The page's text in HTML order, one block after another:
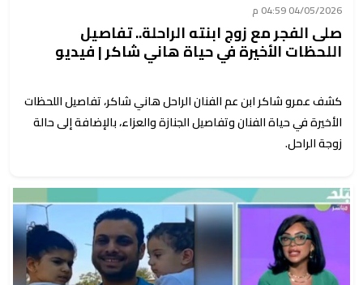
04/05/2026 04:59 م
صلى الفجر مع زوج ابنته الراحلة.. تفاصيل
اللحظات الأخيرة في حياة هاني شاكر | فيديو
كشف عمرو شاكر ابن عم الفنان الراحل هاني شاكر، تفاصيل اللحظات
الأخيرة في حياة الفنان وتفاصيل الجنازة والعزاء، بالإضافة إلى حالة
زوجة الراحل.